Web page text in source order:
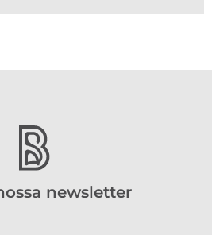
newsletter